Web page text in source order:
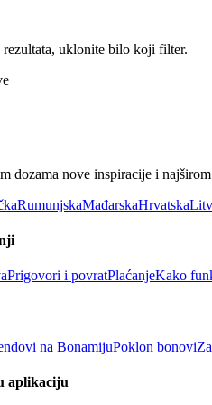
uklonite bilo koji filter.
dozama nove inspiracije i
RumunjskaMađarskaHrvatska
Prigovori i povratPlaćanjeKako
na BonamijuPoklon bonovi
aplikaciju